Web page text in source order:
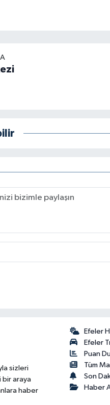
sizleri
bir araya
haber
Efeler
Efeler
Puan
Tüm
Son
Haber